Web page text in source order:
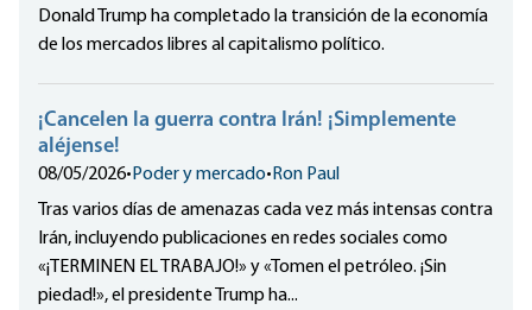
Donald Trump ha completado la transición de la economía
de los mercados libres al capitalismo político.
¡Cancelen la guerra contra Irán! ¡Simplemente
aléjense!
08/05/2026• Poder y mercado• Ron Paul
Tras varios días de amenazas cada vez más intensas contra
Irán, incluyendo publicaciones en redes sociales como
«¡TERMINEN EL TRABAJO!» y «Tomen el petróleo. ¡Sin
piedad!», el presidente Trump ha...